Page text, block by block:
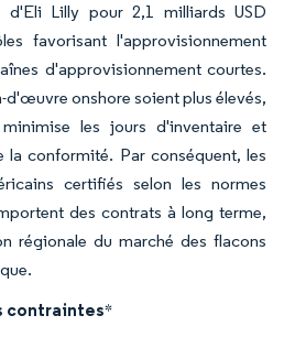
d'Eli Lilly pour 2,1 milliards USD
favorisant l'approvisionnement
d'approvisionnement courtes.
d'œuvre onshore soient plus élevés,
les jours d'inventaire et
la conformité. Par conséquent, les
certifiés selon les normes
des contrats à long terme,
régionale du marché des flacons
contraintes*